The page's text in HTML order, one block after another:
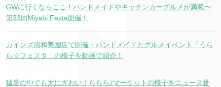
GWに行くならここ！ハンドメイドやキッチンカーグルメが満載〜
第33回Miyabi Festa開催！
カインズ浦和美園店で開催・ハンドメイドとグルメイベント「うら
ら☆フェスタ」の様子を動画で紹介！
猛暑の中でも大にぎわい！ららら♪マーケットの様子をニュース番